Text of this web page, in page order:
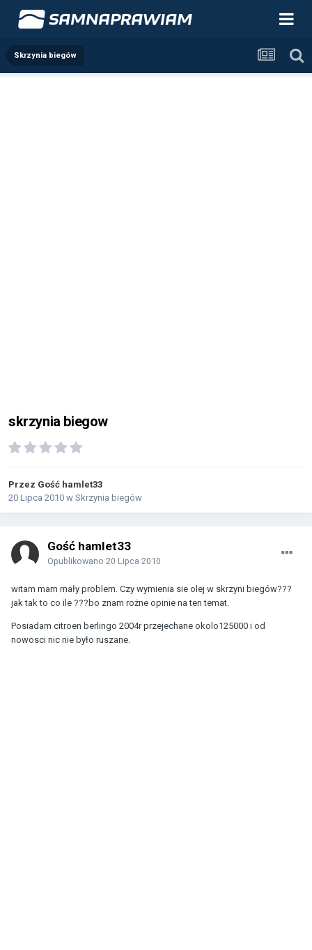
Skrzynia biegów
skrzynia biegow
Przez Gość hamlet33
20 Lipca 2010 w Skrzynia biegów
Gość hamlet33
Opublikowano 20 Lipca 2010
witam mam mały problem. Czy wymienia sie olej w skrzyni biegów???
jak tak to co ile ???bo znam rożne opinie na ten temat.
Posiadam citroen berlingo 2004r przejechane okolo125000 i od
nowosci nic nie było ruszane.